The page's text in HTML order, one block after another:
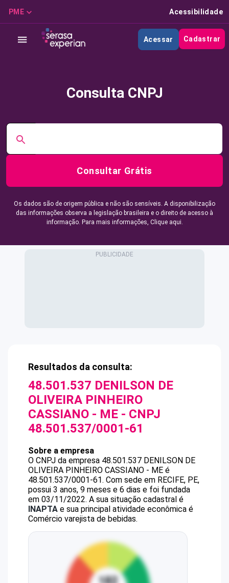
PME Acessibilidade
Acessar Cadastrar
Consulta CNPJ
Consultar Grátis
Os dados são de origem pública e não são sensíveis. A disponibilização
das informações observa a legislação brasileira e o direito de acesso à
informação. Para mais informações, Clique aqui.
Resultados da consulta:
48.501.537 DENILSON DE
OLIVEIRA PINHEIRO
CASSIANO - ME - CNPJ
48.501.537/0001-61
Sobre a empresa
O CNPJ da empresa 48.501.537 DENILSON DE
OLIVEIRA PINHEIRO CASSIANO - ME é
48.501.537/0001-61. Com sede em RECIFE, PE,
possui 3 anos, 9 meses e 6 dias e foi fundada
em 03/11/2022. A sua situação cadastral é
INAPTA e sua principal atividade econômica é
Comércio varejista de bebidas.